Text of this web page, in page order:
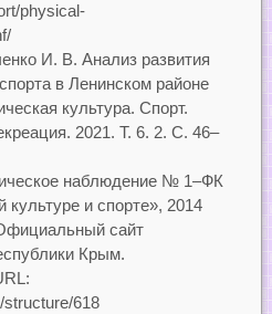
physical-
И. В. Анализ развития
в Ленинском районе
культура. Спорт.
2021. Т. 6. 2. С. 46–
наблюдение № 1–ФК
и спорте», 2014
сайт
Крым.
618